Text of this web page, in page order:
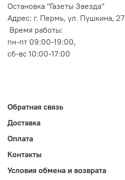
Остановка "Газеты Звезда"
Адрес: г. Пермь, ул. Пушкина, 27
Время работы:
пн-пт 09:00-19:00,
сб-вс 10:00-17:00
Обратная связь
Доставка
Оплата
Контакты
Условия обмена и возврата